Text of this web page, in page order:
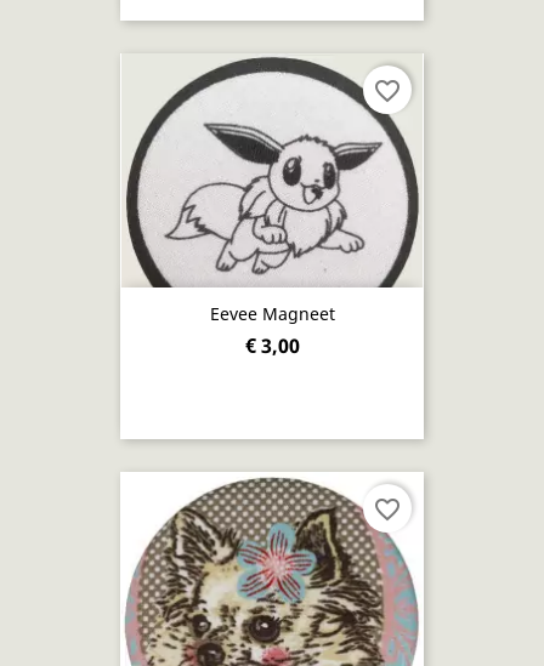
Eevee Magneet
€ 3,00
favorite_border
favorite_border